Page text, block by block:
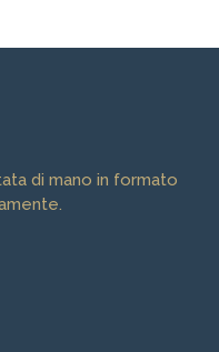
di mano in formato